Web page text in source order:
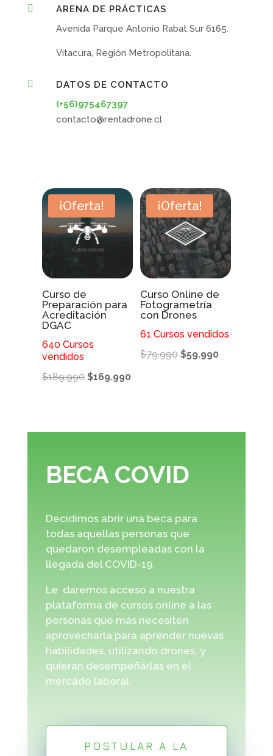

ARENA DE PRÁCTICAS
Avenida Parque Antonio Rabat Sur 6165.
Vitacura, Región Metropolitana.

DATOS DE CONTACTO
(+56)975467397
contacto@rentadrone.cl
¡Oferta!
Curso de
Preparación para
Acreditación
DGAC
640 Cursos
vendidos
$189.990El
$169.990
¡Oferta!
Curso Online de
Fotogrametría
con Drones
61 Cursos vendidos
$79.990 El
$59.990
BECA COVID
Decidimos abrir una beca para
todas aquellas personas que
quedaron desempleadas con la
llegada del COVID-19.
Le daremos acceso a nuestra
plataforma de cursos online a las
personas que más necesiten
aprovecharla para aprender nuevas
habilidades, utilizando drones, y
quieran desempeñarlas en el
mercado laboral.
POSTULAR A LA